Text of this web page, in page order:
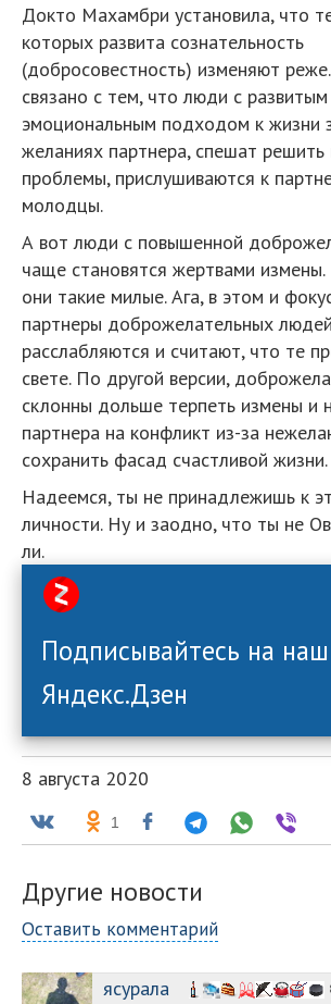
Докто Махамбри установила, что
которых развита сознательность
(добросовестность) изменяют
связано с тем, что люди с развитым
эмоциональным подходом к жизни
желаниях партнера, спешат решить
проблемы, прислушиваются к
молодцы.
А вот люди с повышенной
чаще становятся жертвами
они такие милые. Ага, в этом и
партнеры доброжелательных людей
расслабляются и считают, что те
свете. По другой версии,
склонны дольше терпеть измены и
партнера на конфликт из-за
сохранить фасад счастливой жизни.
Надеемся, ты не принадлежишь к
личности. Ну и заодно, что ты не
ли.
Подписывайтесь на
Яндекс.Дзен
8 августа 2020
1
Другие новости
Оставить комментарий
ясурала